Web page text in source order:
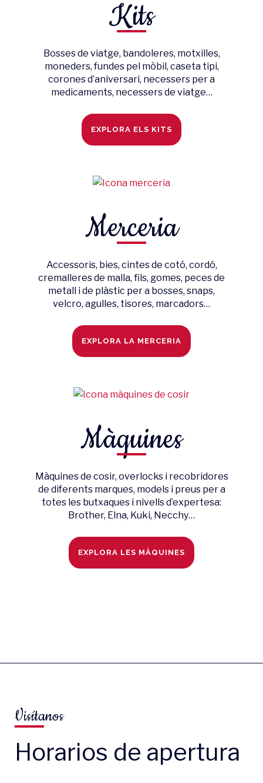
Kits
Bosses de viatge, bandoleres, motxilles,
moneders, fundes pel mòbil, caseta tipi,
corones d’aniversari, necessers per a
medicaments, necessers de viatge…
EXPLORA ELS KITS
Merceria
Accessoris, bies, cintes de cotó, cordó,
cremalleres de malla, fils, gomes, peces de
metall i de plàstic per a bosses, snaps,
velcro, agulles, tisores, marcadors…
EXPLORA LA MERCERIA
Màquines
Màquines de cosir, overlocks i recobridores
de diferents marques, models i preus per a
totes les butxaques i nivells d’expertesa:
Brother, Elna, Kuki, Necchy…
EXPLORA LES MÀQUINES
Visítanos
Horarios de apertura